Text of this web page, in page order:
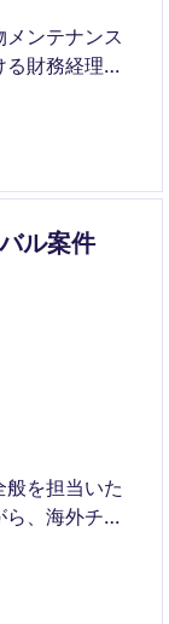
ンテナンス
財務経理部
す。金融サ
長を支える
ル案件
を担当いた
、海外チー